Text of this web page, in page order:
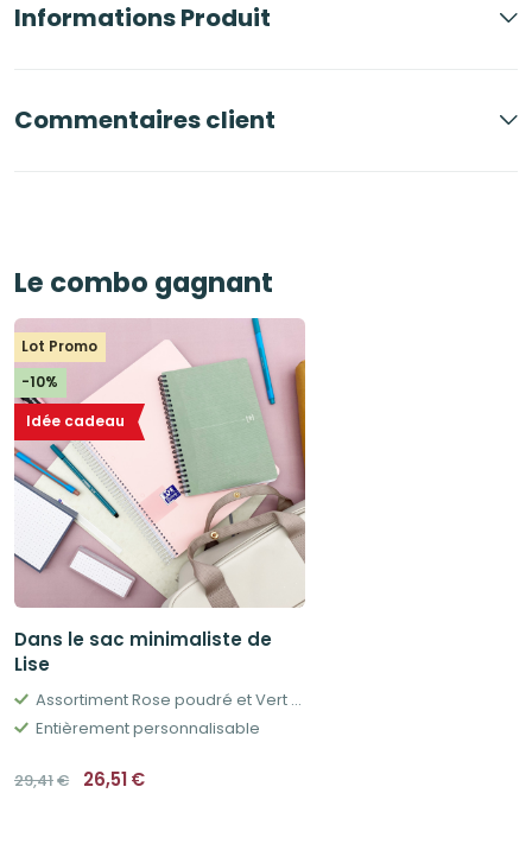
Informations Produit
Commentaires client
Le combo gagnant
Lot Promo
-10%
Idée cadeau
Dans le sac minimaliste de
Lise
Assortiment Rose poudré et Vert pastel
Entièrement personnalisable
29,41€ Le
prix
26,51€